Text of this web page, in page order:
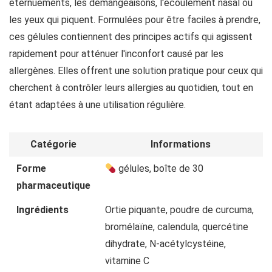
éternuements, les démangeaisons, l'écoulement nasal ou
les yeux qui piquent. Formulées pour être faciles à prendre,
ces gélules contiennent des principes actifs qui agissent
rapidement pour atténuer l'inconfort causé par les
allergènes. Elles offrent une solution pratique pour ceux qui
cherchent à contrôler leurs allergies au quotidien, tout en
étant adaptées à une utilisation régulière.
Catégorie Informations
Forme
pharmaceutique
gélules, boîte de 30
Ingrédients
Ortie piquante, poudre de curcuma,
bromélaïne, calendula, quercétine
dihydrate, N-acétylcystéine,
vitamine C